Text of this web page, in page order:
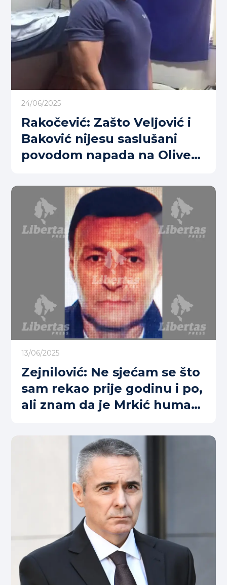
24/06/2025
Rakočević: Zašto Veljović i
Baković nijesu saslušani
povodom napada na Oliveru
13/06/2025
Zejnilović: Ne sjećam se što
sam rekao prije godinu i po,
ali znam da je Mrkić human
(FOTO+VIDEO)